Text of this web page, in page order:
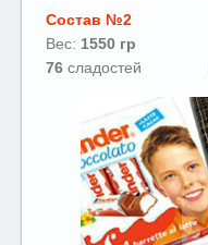
Состав №2
Вес: 1550 гр
76 сладостей